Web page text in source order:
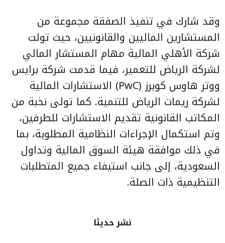
وقد شارك في تنفيذ الصفقة مجموعة من
المستشارين الماليين والقانونيين، حيث تولت
شركة الأهلي المالية مهام المستشار المالي
لشركة الرياض للتعمير، فيما قدمت شركة برايس
ووتر هاوس كوبرز (PwC) الاستشارات المالية
لشركة ريمات الرياض للتنمية. كما تولى نخبة من
المكاتب القانونية تقديم الاستشارات للطرفين،
وتم استكمال الإجراءات النظامية المطلوبة، بما
في ذلك موافقة هيئة السوق المالية وتداول
السعودية، إلى جانب استيفاء جميع المتطلبات
التنظيمية ذات الصلة.
نشر حديثا